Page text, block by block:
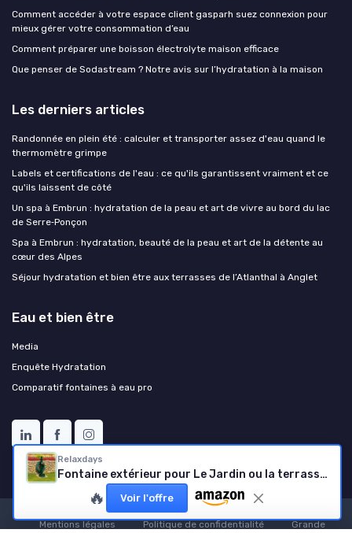
Relaxdays
Fontaine extérieur pour Le Jardin ou la terrasse, Robinet, bac, Support pour Tuyau, HLP 87x26x43 cm, Vert
🔥 Voir l'offre
Comment accéder à votre espace client gasparh suez connexion pour
mieux gérer votre consommation d’eau
Comment préparer une boisson électrolyte maison efficace
Que penser de Sodastream ? Notre avis sur l’hydratation à la maison
Les derniers articles
Randonnée en plein été : calculer et transporter assez d'eau quand le
thermomètre grimpe
Labels et certifications de l'eau : ce qu'ils garantissent vraiment et ce
qu'ils laissent de côté
Un spa à Embrun : hydratation de la peau et art de vivre au bord du lac
de Serre‑Ponçon
Spa à Embrun : hydratation, beauté de la peau et art de la détente au
cœur des Alpes
Séjour hydratation et bien être aux terrasses de l’Atlanthal à Anglet
Eau et bien être
Media
Enquête Hydratation
Comparatif fontaines à eau pro
Mentions légales Politique de confidentialité
Grande